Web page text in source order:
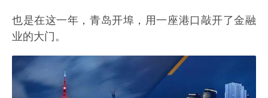
也是在这一年，青岛开埠，用一座港口敲开了金融
业的大门。